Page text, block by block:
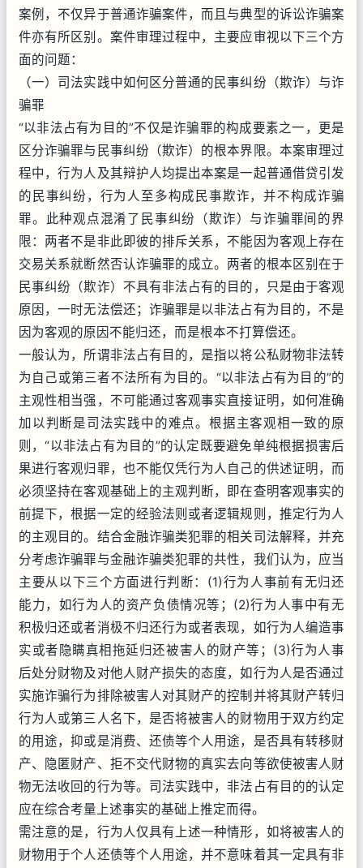
案例，不仅异于普通诈骗案件，而且与典型的诉讼诈骗案
件亦有所区别。案件审理过程中，主要应审视以下三个方
面的问题：
（一）司法实践中如何区分普通的民事纠纷（欺诈）与诈
骗罪
“以非法占有为目的”不仅是诈骗罪的构成要素之一，更是
区分诈骗罪与民事纠纷（欺诈）的根本界限。本案审理过
程中，行为人及其辩护人均提出本案是一起普通借贷引发
的民事纠纷，行为人至多构成民事欺诈，并不构成诈骗
罪。此种观点混淆了民事纠纷（欺诈）与诈骗罪间的界
限：两者不是非此即彼的排斥关系，不能因为客观上存在
交易关系就断然否认诈骗罪的成立。两者的根本区别在于
民事纠纷（欺诈）不具有非法占有的目的，只是由于客观
原因，一时无法偿还；诈骗罪是以非法占有为目的，不是
因为客观的原因不能归还，而是根本不打算偿还。
一般认为，所谓非法占有目的，是指以将公私财物非法转
为自己或第三者不法所有为目的。“以非法占有为目的”的
主观性相当强，不可能通过客观事实直接证明，如何准确
加以判断是司法实践中的难点。根据主客观相一致的原
则，“以非法占有为目的”的认定既要避免单纯根据损害后
果进行客观归罪，也不能仅凭行为人自己的供述证明，而
必须坚持在客观基础上的主观判断，即在查明客观事实的
前提下，根据一定的经验法则或者逻辑规则，推定行为人
的主观目的。结合金融诈骗类犯罪的相关司法解释，并充
分考虑诈骗罪与金融诈骗类犯罪的共性，我们认为，应当
主要从以下三个方面进行判断：(1)行为人事前有无归还
能力，如行为人的资产负债情况等；(2)行为人事中有无
积极归还或者消极不归还行为或者表现，如行为人编造事
实或者隐瞒真相拖延归还被害人的财产等；(3)行为人事
后处分财物及对他人财产损失的态度，如行为人是否通过
实施诈骗行为排除被害人对其财产的控制并将其财产转归
行为人或第三人名下，是否将被害人的财物用于双方约定
的用途，抑或是消费、还债等个人用途，是否具有转移财
产、隐匿财产、拒不交代财物的真实去向等欲使被害人财
物无法收回的行为等。司法实践中，非法占有目的的认定
应在综合考量上述事实的基础上推定而得。
需注意的是，行为人仅具有上述一种情形，如将被害人的
财物用于个人还债等个人用途，并不意味着其一定具有非